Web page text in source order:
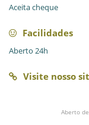
Aceita cheque
Facilidades
Aberto 24h
Visite nosso
Aberto